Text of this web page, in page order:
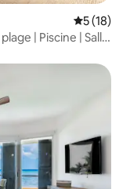
5 (18)
| Piscine | Salle